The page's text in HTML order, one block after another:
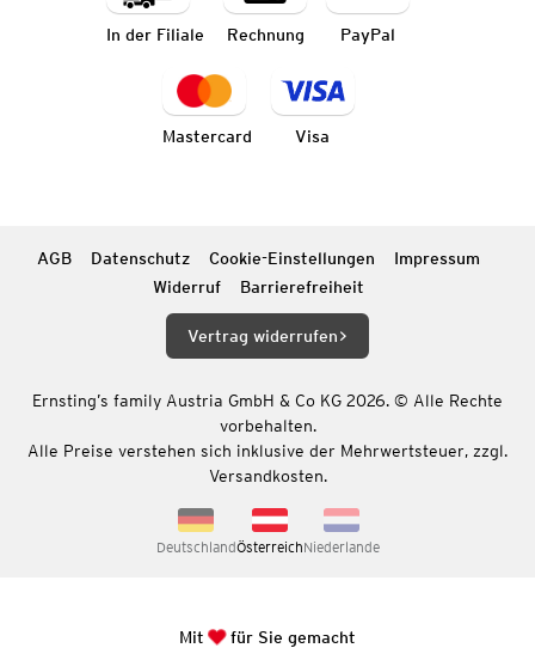
In der Filiale Rechnung PayPal
Mastercard Visa
AGB Datenschutz Cookie-Einstellungen
Impressum
Widerruf
Barrierefreiheit
Vertrag widerrufen
Ernsting’s family Austria GmbH & Co KG 2026. © Alle Rechte
vorbehalten.
Alle Preise verstehen sich inklusive der Mehrwertsteuer, zzgl.
Versandkosten.
DeutschlandÖsterreichNiederlande
Mit für Sie gemacht